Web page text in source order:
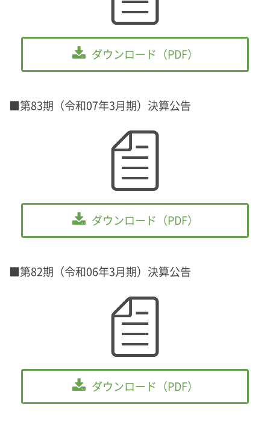
ダウンロード（PDF）
■第83期（令和07年3月期）決算公告
ダウンロード（PDF）
■第82期（令和06年3月期）決算公告
ダウンロード（PDF）